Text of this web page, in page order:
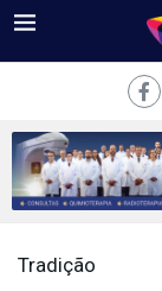
Tradição